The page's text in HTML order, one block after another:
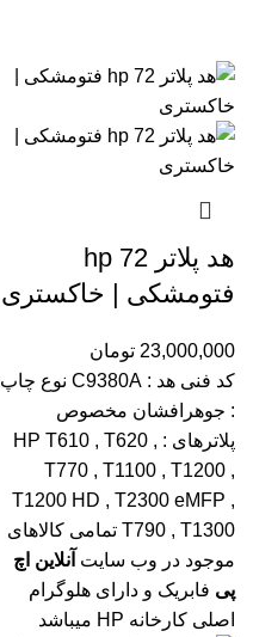
هد پلاتر 72 hp
فتومشکی | خاکستری
23,000,000 تومان
کد فنی هد : C9380A نوع چاپ
: جوهرافشان مخصوص
پلاترهای : HP T610 , T620 ,
T770 , T1100 , T1200 ,
T1200 HD , T2300 eMFP ,
T790 , T1300 تمامی کالاهای
موجود در وب سایت آنلاین اچ
پی فابریک و دارای هلوگرام
اصلی کارخانه HP میباشد